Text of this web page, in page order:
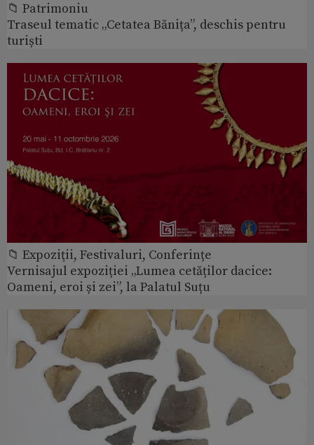
📁 Patrimoniu
Traseul tematic „Cetatea Bănița”, deschis pentru
turiști
📁 Expoziţii, Festivaluri, Conferințe
Vernisajul expoziției „Lumea cetăților dacice:
Oameni, eroi și zei”, la Palatul Suțu